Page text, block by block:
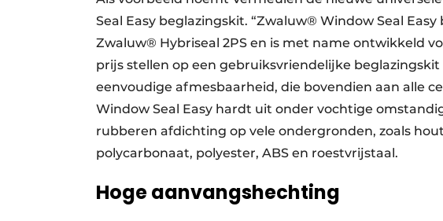
Seal Easy beglazingskit. “Zwaluw® Window Seal
Zwaluw® Hybriseal 2PS en is met name ontwikkeld
prijs stellen op een gebruiksvriendelijke
eenvoudige afmesbaarheid, die bovendien aan alle
Window Seal Easy hardt uit onder vochtige
rubberen afdichting op vele ondergronden, zoals
polycarbonaat, polyester, ABS en roestvrijstaal.
Hoge aanvangshechting